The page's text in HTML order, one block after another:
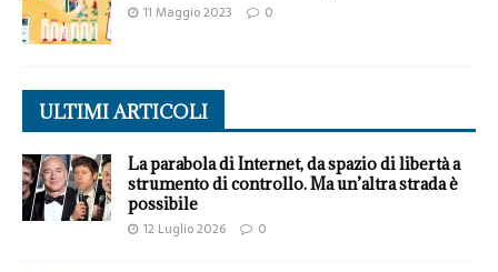
11 Maggio 2023 0
ULTIMI ARTICOLI
La parabola di Internet, da spazio di libertà a
strumento di controllo. Ma un’altra strada è
possibile
12 Luglio 2026 0